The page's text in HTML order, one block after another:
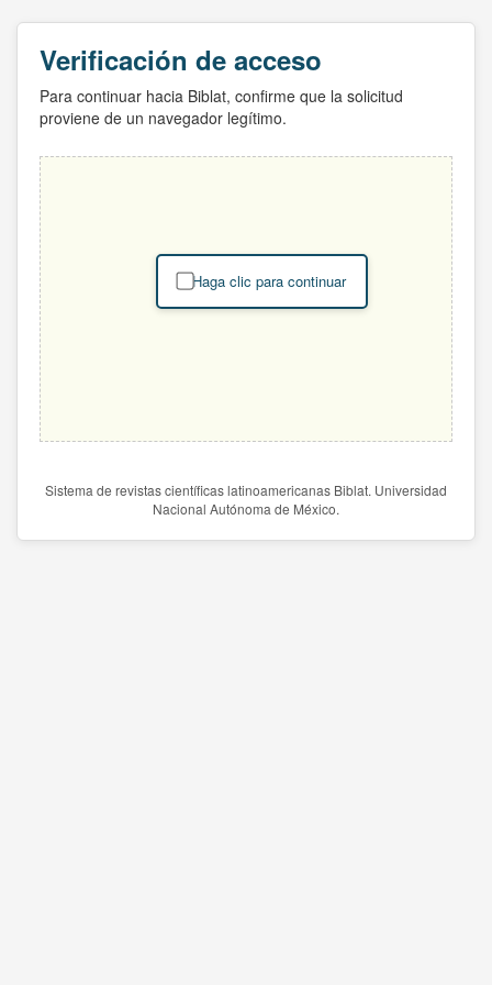
Verificación de acceso
Para continuar hacia Biblat, confirme que la solicitud
proviene de un navegador legítimo.
Haga clic para continuar
Sistema de revistas científicas latinoamericanas Biblat. Universidad
Nacional Autónoma de México.